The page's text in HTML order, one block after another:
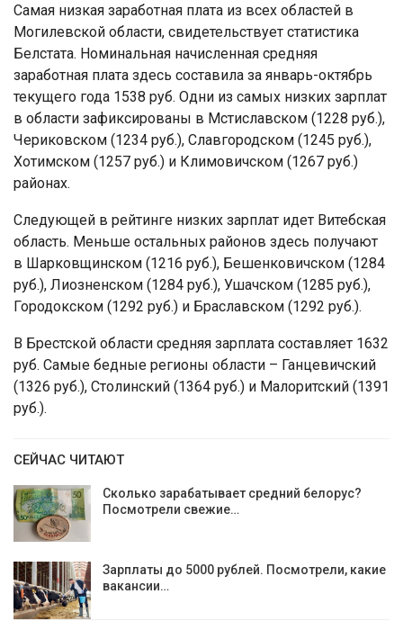
Самая низкая заработная плата из всех областей в
Могилевской области, свидетельствует статистика
Белстата. Номинальная начисленная средняя
заработная плата здесь составила за январь-октябрь
текущего года 1538 руб. Одни из самых низких зарплат
в области зафиксированы в Мстиславском (1228 руб.),
Чериковском (1234 руб.), Славгородском (1245 руб.),
Хотимском (1257 руб.) и Климовичском (1267 руб.)
районах.
Следующей в рейтинге низких зарплат идет Витебская
область. Меньше остальных районов здесь получают
в Шарковщинском (1216 руб.), Бешенковичском (1284
руб.), Лиозненском (1284 руб.), Ушачском (1285 руб.),
Городокском (1292 руб.) и Браславском (1292 руб.).
В Брестской области средняя зарплата составляет 1632
руб. Самые бедные регионы области – Ганцевичский
(1326 руб.), Столинский (1364 руб.) и Малоритский (1391
руб.).
СЕЙЧАС ЧИТАЮТ
Сколько зарабатывает средний белорус?
Посмотрели свежие…
Зарплаты до 5000 рублей. Посмотрели, какие
вакансии…